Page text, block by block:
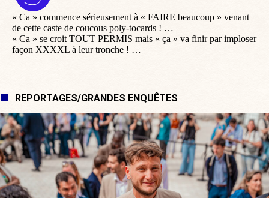
« Ca » commence sérieusement à « FAIRE beaucoup » venant
de cette caste de coucous poly-tocards ! …
« Ca » se croit TOUT PERMIS mais « ça » va finir par imploser
façon XXXXL à leur tronche ! …
REPORTAGES/GRANDES ENQUÊTES